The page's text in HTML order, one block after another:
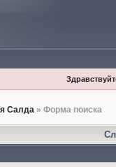
Салда» Форма поиска